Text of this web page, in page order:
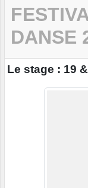
DANSE
Le stage : 19